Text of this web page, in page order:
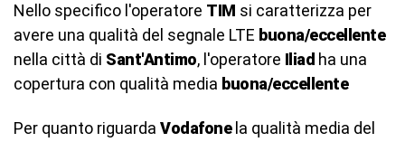
Nello specifico l'operatore TIM si caratterizza per
avere una qualità del segnale LTE buona/eccellente
nella città di Sant'Antimo, l'operatore Iliad ha una
copertura con qualità media buona/eccellente
Per quanto riguarda Vodafonela qualità media del